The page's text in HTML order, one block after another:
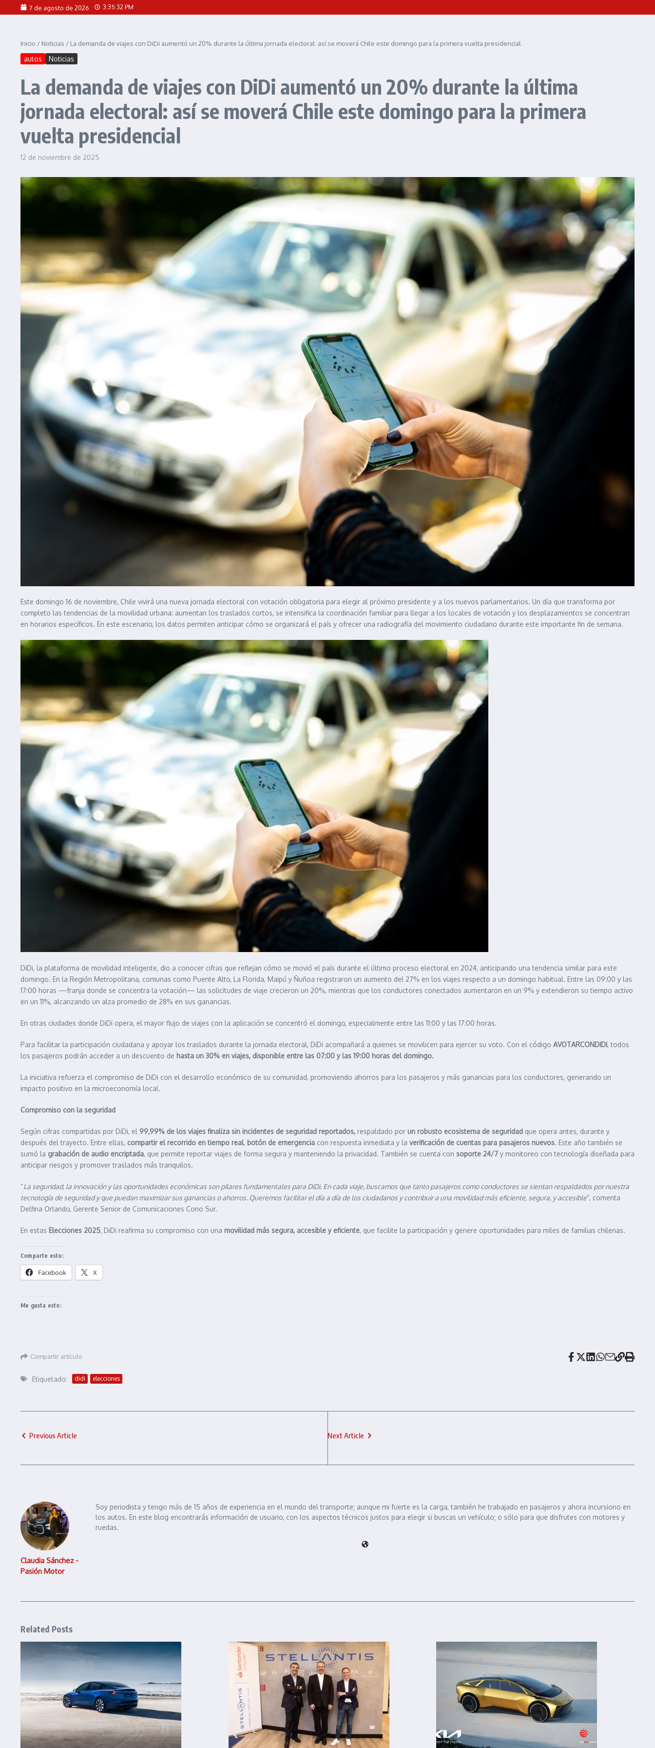
Saltar al contenido7 de agosto de 2026 3:35:33 PM
Inicio / Noticias / La demanda de viajes con DiDi aumentó un 20% durante la última jornada electoral: así se moverá Chile este domingo para la primera vuelta presidencial
autos Noticias
La demanda de viajes con DiDi aumentó un 20% durante la última
jornada electoral: así se moverá Chile este domingo para la primera
vuelta presidencial
12 de noviembre de 2025
Este domingo 16 de noviembre, Chile vivirá una nueva jornada electoral con votación obligatoria para elegir al próximo presidente y a los nuevos parlamentarios. Un día que transforma por
completo las tendencias de la movilidad urbana: aumentan los traslados cortos, se intensifica la coordinación familiar para llegar a los locales de votación y los desplazamientos se concentran
en horarios específicos. En este escenario, los datos permiten anticipar cómo se organizará el país y ofrecer una radiografía del movimiento ciudadano durante este importante fin de semana.
DiDi, la plataforma de movilidad inteligente, dio a conocer cifras que reflejan cómo se movió el país durante el último proceso electoral en 2024, anticipando una tendencia similar para este
domingo. En la Región Metropolitana, comunas como Puente Alto, La Florida, Maipú y Ñuñoa registraron un aumento del 27% en los viajes respecto a un domingo habitual. Entre las 09:00 y las
17:00 horas —franja donde se concentra la votación— las solicitudes de viaje crecieron un 20%, mientras que los conductores conectados aumentaron en un 9% y extendieron su tiempo activo
en un 11%, alcanzando un alza promedio de 28% en sus ganancias.
En otras ciudades donde DiDi opera, el mayor flujo de viajes con la aplicación se concentró el domingo, especialmente entre las 11:00 y las 17:00 horas.
Para facilitar la participación ciudadana y apoyar los traslados durante la jornada electoral, DiDi acompañará a quienes se movilicen para ejercer su voto. Con el código AVOTARCONDIDI, todos
los pasajeros podrán acceder a un descuento de hasta un 30% en viajes, disponible entre las 07:00 y las 19:00 horas del domingo.
La iniciativa refuerza el compromiso de DiDi con el desarrollo económico de su comunidad, promoviendo ahorros para los pasajeros y más ganancias para los conductores, generando un
impacto positivo en la microeconomía local.
Compromiso con la seguridad
Según cifras compartidas por DiDi, el 99,99% de los viajes finaliza sin incidentes de seguridad reportados, respaldado por un robusto ecosistema de seguridad que opera antes, durante y
después del trayecto. Entre ellas, compartir el recorrido en tiempo real, botón de emergencia con respuesta inmediata y la verificación de cuentas para pasajeros nuevos. Este año también se
sumó la grabación de audio encriptada, que permite reportar viajes de forma segura y manteniendo la privacidad. También se cuenta con soporte 24/7 y monitoreo con tecnología diseñada para
anticipar riesgos y promover traslados más tranquilos.
“La seguridad, la innovación y las oportunidades económicas son pilares fundamentales para DiDi. En cada viaje, buscamos que tanto pasajeros como conductores se sientan respaldados por nuestra
tecnología de seguridad y que puedan maximizar sus ganancias o ahorros. Queremos facilitar el día a día de los ciudadanos y contribuir a una movilidad más eficiente, segura, y accesible”, comenta
Delfina Orlando, Gerente Senior de Comunicaciones Cono Sur.
En estas Elecciones 2025, DiDi reafirma su compromiso con una movilidad más segura, accesible y eficiente, que facilite la participación y genere oportunidades para miles de familias chilenas.
Comparte esto:
Facebook X
Me gusta esto:
Compartir artículo
Etiquetado: didi elecciones
Previous Article Next Article
Claudia Sánchez -
Pasión Motor
Soy periodista y tengo más de 15 años de experiencia en el mundo del transporte; aunque mi fuerte es la carga, también he trabajado en pasajeros y ahora incursiono en
los autos. En este blog encontrarás información de usuario, con los aspectos técnicos justos para elegir si buscas un vehículo; o sólo para que disfrutes con motores y
ruedas.
Related Posts